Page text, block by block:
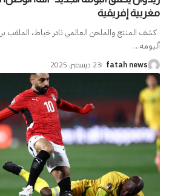
مغربية إفريقية
ألبومه…
fatah news 23 ديسمبر، 2025